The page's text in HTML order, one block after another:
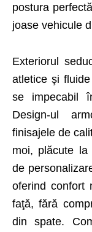
postura
joase vehicule
Exteriorul
atletice şi
se impecabil
Design-ul
finisajele de
moi, plăcute
de
oferind confort
faţă, fără
din spate.